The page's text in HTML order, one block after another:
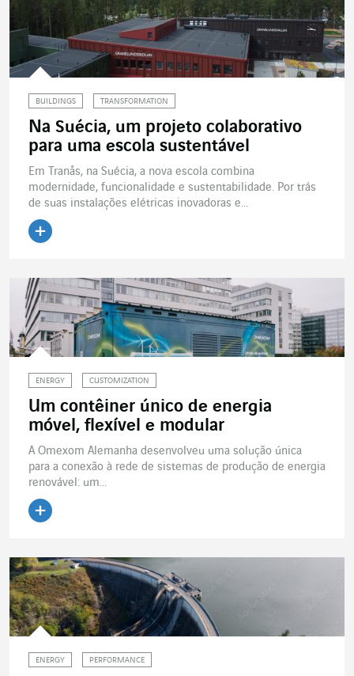
BUILDINGS TRANSFORMATION
Na Suécia, um projeto colaborativo
para uma escola sustentável
Em Tranås, na Suécia, a nova escola combina
modernidade, funcionalidade e sustentabilidade. Por trás
de suas instalações elétricas inovadoras e...
ENERGY CUSTOMIZATION
Um contêiner único de energia
móvel, flexível e modular
A Omexom Alemanha desenvolveu uma solução única
para a conexão à rede de sistemas de produção de energia
renovável: um...
ENERGY PERFORMANCE